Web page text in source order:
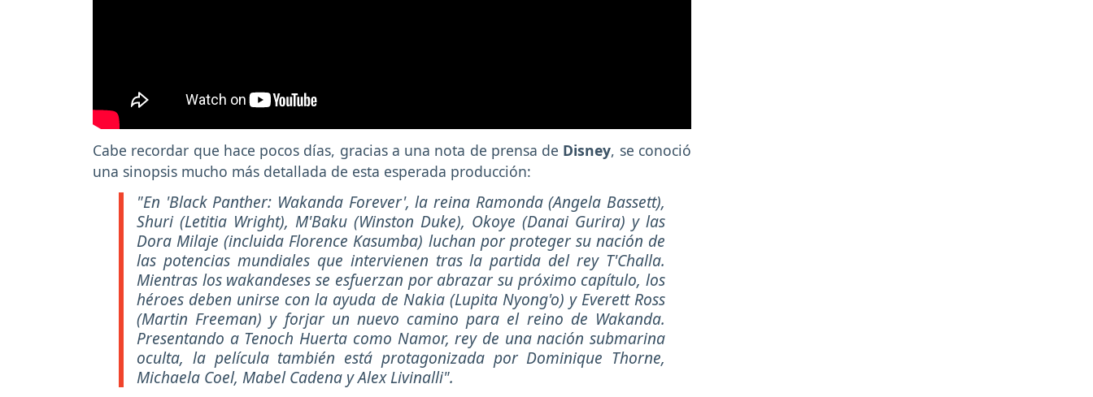
Cabe recordar que hace pocos días, gracias a una nota de prensa de Disney, se conoció
una sinopsis mucho más detallada de esta esperada producción:
"En 'Black Panther: Wakanda Forever', la reina Ramonda (Angela Bassett),
Shuri (Letitia Wright), M'Baku (Winston Duke), Okoye (Danai Gurira) y las
Dora Milaje (incluida Florence Kasumba) luchan por proteger su nación de
las potencias mundiales que intervienen tras la partida del rey T'Challa.
Mientras los wakandeses se esfuerzan por abrazar su próximo capítulo, los
héroes deben unirse con la ayuda de Nakia (Lupita Nyong'o) y Everett Ross
(Martin Freeman) y forjar un nuevo camino para el reino de Wakanda.
Presentando a Tenoch Huerta como Namor, rey de una nación submarina
oculta, la película también está protagonizada por Dominique Thorne,
Michaela Coel, Mabel Cadena y Alex Livinalli".